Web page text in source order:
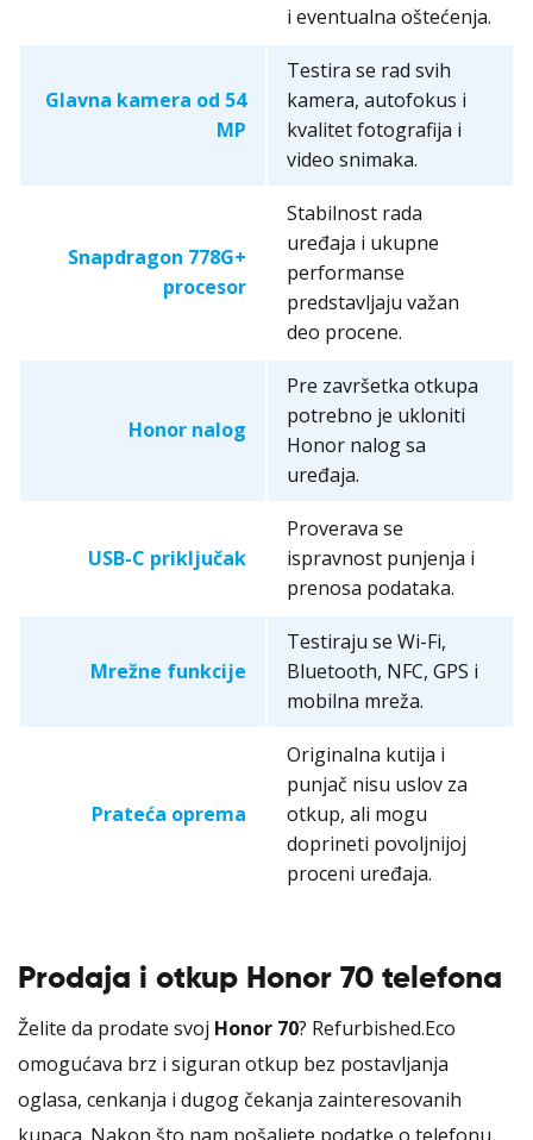
i eventualna oštećenja.
Glavna kamera od 54
MP
Testira se rad svih
kamera, autofokus i
kvalitet fotografija i
video snimaka.
Snapdragon 778G+
procesor
Stabilnost rada
uređaja i ukupne
performanse
predstavljaju važan
deo procene.
Honor nalog
Pre završetka otkupa
potrebno je ukloniti
Honor nalog sa
uređaja.
USB-C priključak
Proverava se
ispravnost punjenja i
prenosa podataka.
Mrežne funkcije
Testiraju se Wi-Fi,
Bluetooth, NFC, GPS i
mobilna mreža.
Prateća oprema
Originalna kutija i
punjač nisu uslov za
otkup, ali mogu
doprineti povoljnijoj
proceni uređaja.
Prodaja i otkup Honor 70 telefona
Želite da prodate svoj Honor 70? Refurbished.Eco
omogućava brz i siguran otkup bez postavljanja
oglasa, cenkanja i dugog čekanja zainteresovanih